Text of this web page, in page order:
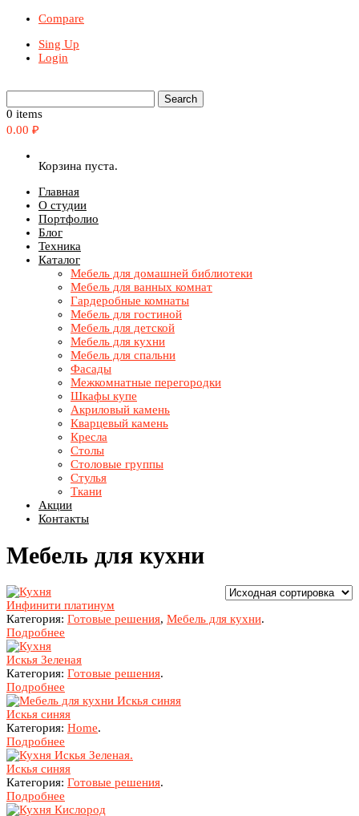
Compare
Sing Up
Login
0 items
0.00 ₽
Корзина пуста.
Главная
О студии
Портфолио
Блог
Техника
Каталог
Мебель для домашней библиотеки
Мебель для ванных комнат
Гардеробные комнаты
Мебель для гостиной
Мебель для детской
Мебель для кухни
Мебель для спальни
Фасады
Межкомнатные перегородки
Шкафы купе
Акриловый камень
Кварцевый камень
Кресла
Столы
Столовые группы
Стулья
Ткани
Акции
Контакты
Мебель для кухни
Инфинити платинум
Категория: Готовые решения, Мебель для кухни.
Подробнее
Искья Зеленая
Категория: Готовые решения.
Подробнее
Искья синяя
Категория: Home.
Подробнее
Искья синяя
Категория: Готовые решения.
Подробнее